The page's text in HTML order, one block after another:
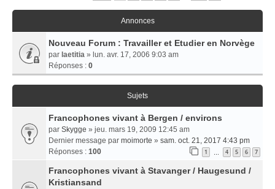
Annonces
Nouveau Forum : Travailler et Etudier en Norvège
par laetitia » lun. avr. 17, 2006 9:03 am
Réponses : 0
Sujets
Francophones vivant à Bergen / environs
par Skygge » jeu. mars 19, 2009 12:45 am
Dernier message par moimorte » sam. oct. 21, 2017 4:43 pm
Réponses : 100 1 … 4 5 6 7
Francophones vivant à Stavanger / Haugesund /
Kristiansand